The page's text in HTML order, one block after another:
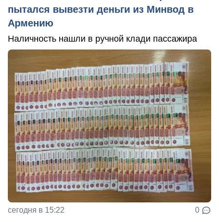
пытался вывезти деньги из Минвод в
Армению
Наличность нашли в ручной клади пассажира
сегодня в 15:22 0